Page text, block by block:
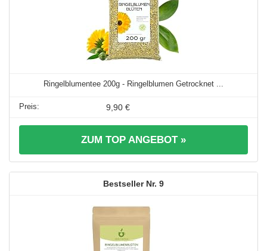
Ringelblumentee 200g - Ringelblumen Getrocknet ...
9,90 €
ZUM TOP ANGEBOT »
9